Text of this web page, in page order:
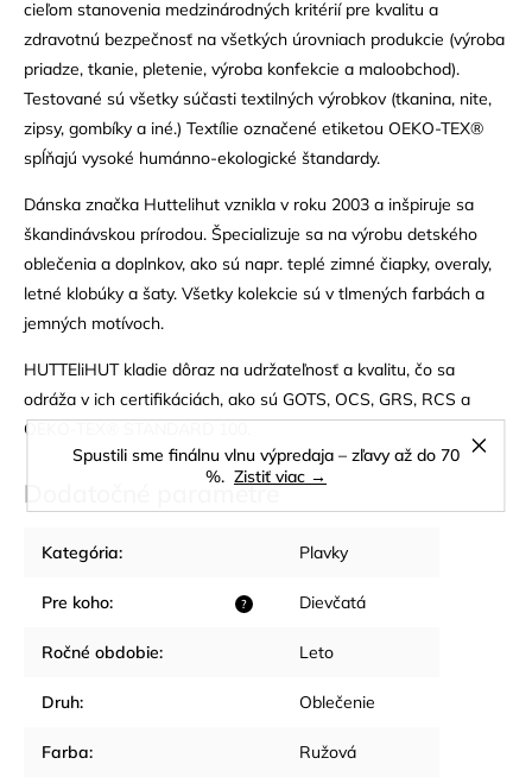
Spustili sme finálnu vlnu výpredaja – zľavy až do 70
%. Zistiť viac →
cieľom stanovenia medzinárodných kritérií pre kvalitu a
zdravotnú bezpečnosť na všetkých úrovniach produkcie (výroba
priadze, tkanie, pletenie, výroba konfekcie a maloobchod).
Testované sú všetky súčasti textilných výrobkov (tkanina, nite,
zipsy, gombíky a iné.) Textílie označené etiketou OEKO-TEX®
spĺňajú vysoké humánno-ekologické štandardy.
Dánska značka Huttelihut vznikla v roku 2003 a inšpiruje sa
škandinávskou prírodou. Špecializuje sa na výrobu detského
oblečenia a doplnkov, ako sú napr. teplé zimné čiapky, overaly,
letné klobúky a šaty. Všetky kolekcie sú v tlmených farbách a
jemných motívoch.
HUTTEliHUT kladie dôraz na udržateľnosť a kvalitu, čo sa
odráža v ich certifikáciách, ako sú GOTS, OCS, GRS, RCS a
OEKO-TEX® STANDARD 100.
Dodatočné parametre
Kategória: Plavky
?
Pre koho: Dievčatá
Ročné obdobie: Leto
Druh: Oblečenie
Farba: Ružová